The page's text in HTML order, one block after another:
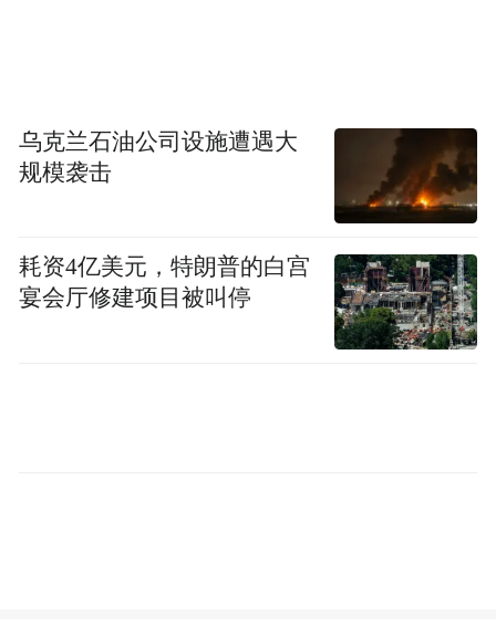
乌克兰石油公司设施遭遇大
规模袭击
耗资4亿美元，特朗普的白宫
宴会厅修建项目被叫停